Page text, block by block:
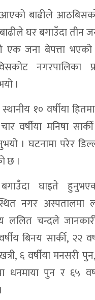
आएको बाढीले
घर बगाउँदा तीन
एक जना बेपत्ता
नगरपालिका
।
१० वर्षीया
वर्षीया मनिषा
। घटनामा परेर
छ ।
घाइते
नगर अस्पतालमा
ललित चन्दले
बिनय सार्की, २२
६ वर्षीया मनसरी
धनमाया पुन र ६५